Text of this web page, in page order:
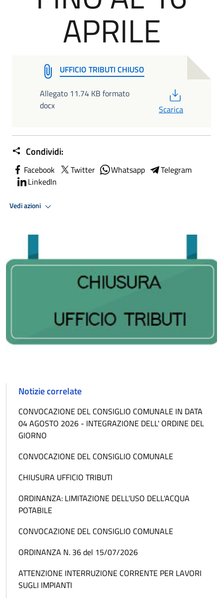
APRILE
UFFICIO TRIBUTI CHIUSO
Allegato 11.74 KB formato
docx
Scarica
Condividi:
Facebook Twitter Whatsapp
Telegram
LinkedIn
Vedi azioni
Notizie correlate
CONVOCAZIONE DEL CONSIGLIO COMUNALE IN DATA
04 AGOSTO 2026 - INTEGRAZIONE DELL' ORDINE DEL
GIORNO
CONVOCAZIONE DEL CONSIGLIO COMUNALE
CHIUSURA UFFICIO TRIBUTI
ORDINANZA: LIMITAZIONE DELL'USO DELL'ACQUA
POTABILE
CONVOCAZIONE DEL CONSIGLIO COMUNALE
ORDINANZA N. 36 del 15/07/2026
ATTENZIONE INTERRUZIONE CORRENTE PER LAVORI
SUGLI IMPIANTI